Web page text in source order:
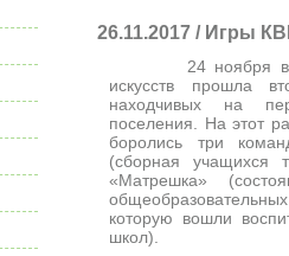
26.11.2017 / Игры
24 ноября в
искусств прошла
находчивых на
поселения. На этот
боролись три
(сборная
«Матрешка»
которую вошли
школ).